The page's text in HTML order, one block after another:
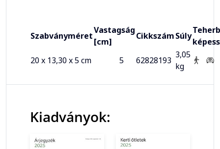
Szabványméret
Vastagság
[cm]
CikkszámSúly
20 x 13,30 x 5 cm
5 62828193
3,05
kg
Kiadványok: